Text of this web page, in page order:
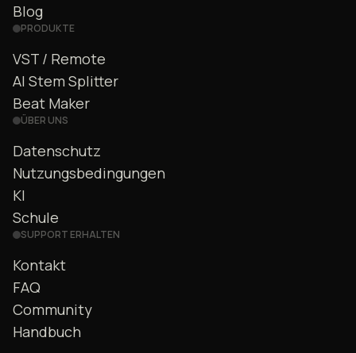
Blog
PRODUKTE
VST / Remote
AI Stem Splitter
Beat Maker
ÜBER UNS
Datenschutz
Nutzungsbedingungen
KI
Schule
SUPPORT ERHALTEN
Kontakt
FAQ
Community
Handbuch